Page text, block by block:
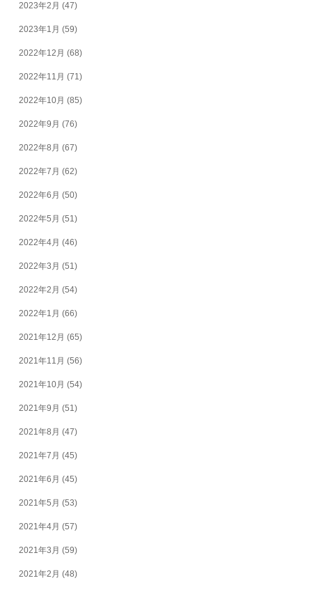
2023年2月 (47)
2023年1月 (59)
2022年12月 (68)
2022年11月 (71)
2022年10月 (85)
2022年9月 (76)
2022年8月 (67)
2022年7月 (62)
2022年6月 (50)
2022年5月 (51)
2022年4月 (46)
2022年3月 (51)
2022年2月 (54)
2022年1月 (66)
2021年12月 (65)
2021年11月 (56)
2021年10月 (54)
2021年9月 (51)
2021年8月 (47)
2021年7月 (45)
2021年6月 (45)
2021年5月 (53)
2021年4月 (57)
2021年3月 (59)
2021年2月 (48)